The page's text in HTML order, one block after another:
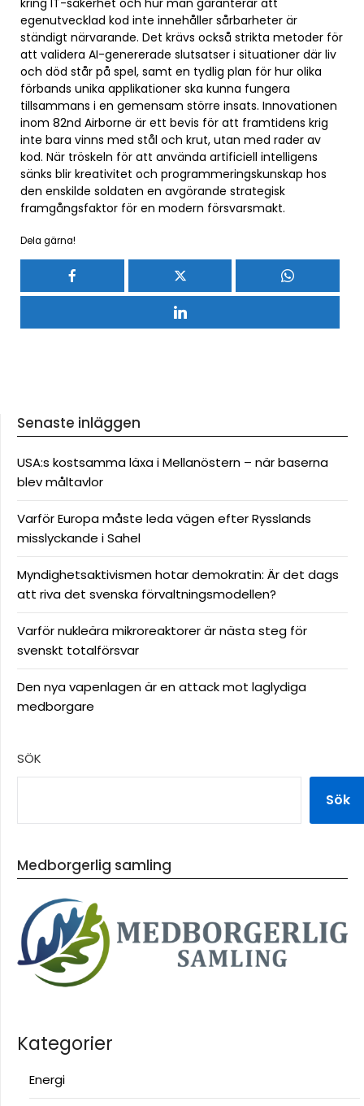
kring IT-säkerhet och hur man garanterar att
egenutvecklad kod inte innehåller sårbarheter är
ständigt närvarande. Det krävs också strikta metoder för
att validera AI-genererade slutsatser i situationer där liv
och död står på spel, samt en tydlig plan för hur olika
förbands unika applikationer ska kunna fungera
tillsammans i en gemensam större insats. Innovationen
inom 82nd Airborne är ett bevis för att framtidens krig
inte bara vinns med stål och krut, utan med rader av
kod. När tröskeln för att använda artificiell intelligens
sänks blir kreativitet och programmeringskunskap hos
den enskilde soldaten en avgörande strategisk
framgångsfaktor för en modern försvarsmakt.
Dela gärna!
Senaste inläggen
USA:s kostsamma läxa i Mellanöstern – när baserna
blev måltavlor
Varför Europa måste leda vägen efter Rysslands
misslyckande i Sahel
Myndighetsaktivismen hotar demokratin: Är det dags
att riva det svenska förvaltningsmodellen?
Varför nukleära mikroreaktorer är nästa steg för
svenskt totalförsvar
Den nya vapenlagen är en attack mot laglydiga
medborgare
SÖK
Sök
Medborgerlig samling
Kategorier
Energi